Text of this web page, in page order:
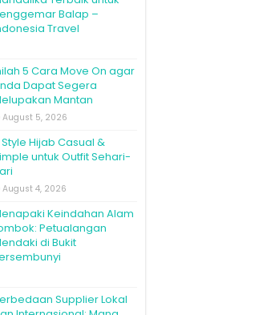
Balap –
Travel
5 Cara Move On agar
Dapat Segera
Mantan
August 5, 2026
Hijab Casual &
untuk Outfit Sehari-
August 4, 2026
Keindahan Alam
Petualangan
di Bukit
Supplier Lokal